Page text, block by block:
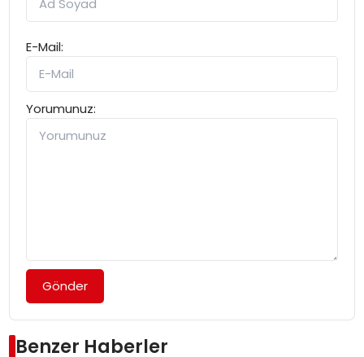
E-Mail:
Yorumunuz:
Gönder
Benzer Haberler